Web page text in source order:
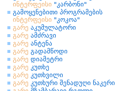
ინტერფეისი "კარბონი"
გამოყენებითი პროგრამების
ინტერფეისი "კოკოა"
გარე აკუმულატორი
გარე ამძრავი
გარე ანტენა
გარე გადამწოდი
გარე დიამეტრი
გარე კუთხე
გარე კუთხვილი
გარე კუთხური შენადუღი ნაკერი